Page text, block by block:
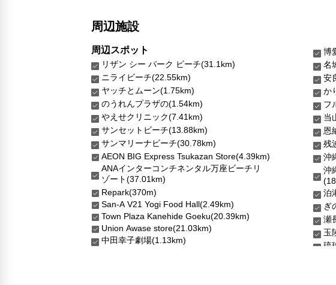
周辺施設
周辺スポット
リザン シー パーク ビーチ(31.1km)
ニライビーチ(22.55km)
ヤッチとムーン(1.75km)
のうれんプラザの(1.54km)
やえせクリニック(7.41km)
サンセットビーチ(13.88km)
サンマリーナビーチ(30.78km)
AEON BIG Express Tsukazan Store(4.39km)
ANAインターコンチネンタル万座ビーチリ
ゾート(37.01km)
Repark(370m)
San-A V21 Yogi Food Hall(2.49km)
Town Plaza Kanehide Goeku(20.39km)
Union Awase store(21.03km)
中田幸子劇場(1.13km)
博
名
安
か
フ
当
恩
残
沖
沖
泊
ぎ
瀬
玉
琉